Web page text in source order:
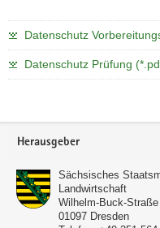
Datenschutz
Datenschutz Prüfung
Footer-
Herausgeber
Sächsisches
Landwirtschaft
Wilhelm-Buck-
01097 Dresden